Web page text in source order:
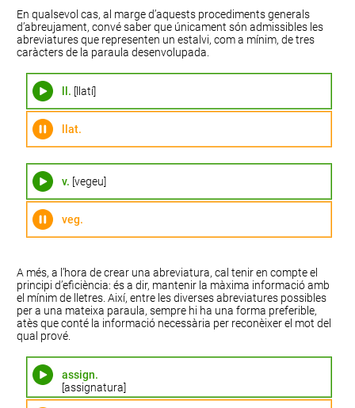
En qualsevol cas, al marge d’aquests procediments generals
d’abreujament, convé saber que únicament són admissibles les
abreviatures que representen un estalvi, com a mínim, de tres
caràcters de la paraula desenvolupada.
ll. [llatí]
llat.
v. [vegeu]
veg.
A més, a l’hora de crear una abreviatura, cal tenir en compte el
principi d’eficiència: és a dir, mantenir la màxima informació amb
el mínim de lletres. Així, entre les diverses abreviatures possibles
per a una mateixa paraula, sempre hi ha una forma preferible,
atès que conté la informació necessària per reconèixer el mot del
qual prové.
assign.
[assignatura]